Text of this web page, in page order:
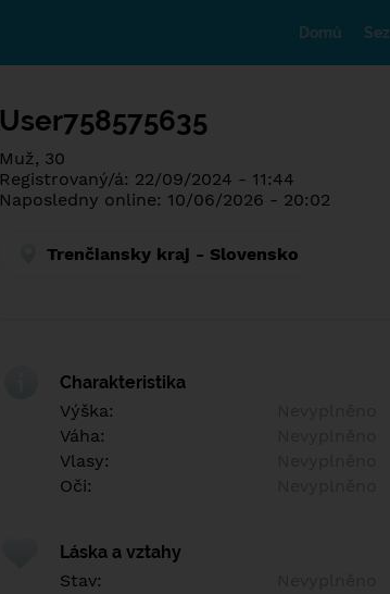
Domů
User758575635
Muž, 30
Registrovaný/á: 22/09/2024 - 11:44
Naposledny online: 10/06/2026 - 20:02
Trenčiansky kraj - Slovensko
Charakteristika
Výška:
Váha:
Vlasy:
Oči:
Láska a vztahy
Stav: